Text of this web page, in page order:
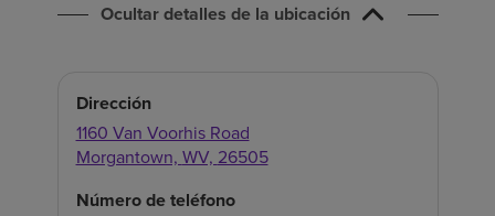
Ocultar detalles de la ubicación
Dirección
1160 Van Voorhis Road
Morgantown, WV, 26505
Número de teléfono